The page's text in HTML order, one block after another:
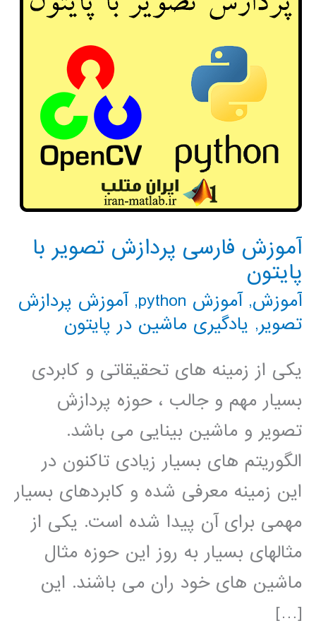
آموزش فارسی پردازش تصویر با
پایتون
آموزش,آموزش python ,آموزش پردازش
تصویر, یادگیری ماشین در پایتون
یکی از زمینه های تحقیقاتی و کابردی
بسیار مهم و جالب ، حوزه پردازش
تصویر و ماشین بینایی می باشد.
الگوریتم های بسیار زیادی تاکنون در
این زمینه معرفی شده و کابردهای بسیار
مهمی برای آن پیدا شده است. یکی از
مثالهای بسیار به روز این حوزه مثال
ماشین های خود ران می باشند. این
[…]